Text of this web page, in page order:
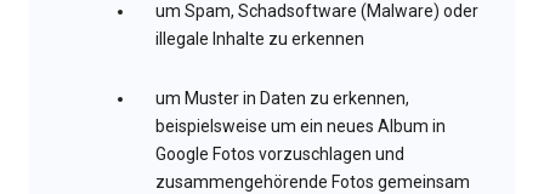
um Spam, Schadsoftware (Malware) oder
illegale Inhalte zu erkennen
um Muster in Daten zu erkennen,
beispielsweise um ein neues Album in
Google Fotos vorzuschlagen und
zusammengehörende Fotos gemeinsam